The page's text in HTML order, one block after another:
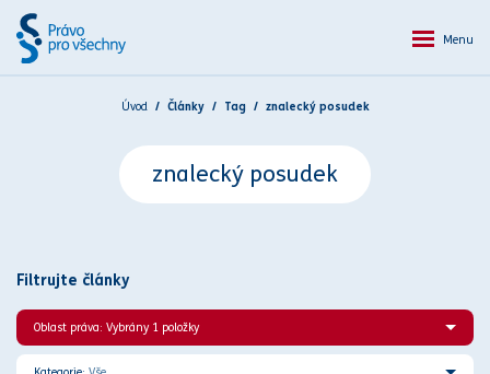
Menu
Úvod Články Tag znalecký posudek
znalecký posudek
Filtrujte články
Oblast práva: Vybrány 1 položky